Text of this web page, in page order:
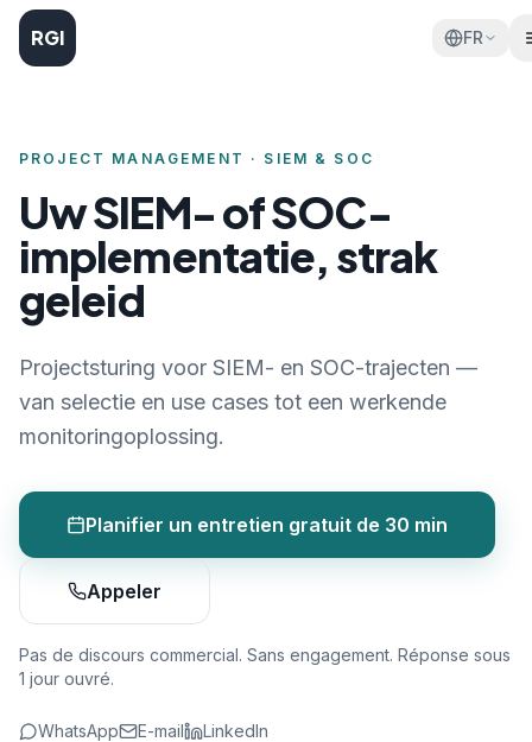
RGI FR
PROJECT MANAGEMENT · SIEM & SOC
Uw SIEM- of SOC-
implementatie, strak
geleid
Projectsturing voor SIEM- en SOC-trajecten —
van selectie en use cases tot een werkende
monitoringoplossing.
Planifier un entretien gratuit de 30 min
Appeler
Pas de discours commercial. Sans engagement. Réponse sous
1 jour ouvré.
WhatsApp E-mail LinkedIn